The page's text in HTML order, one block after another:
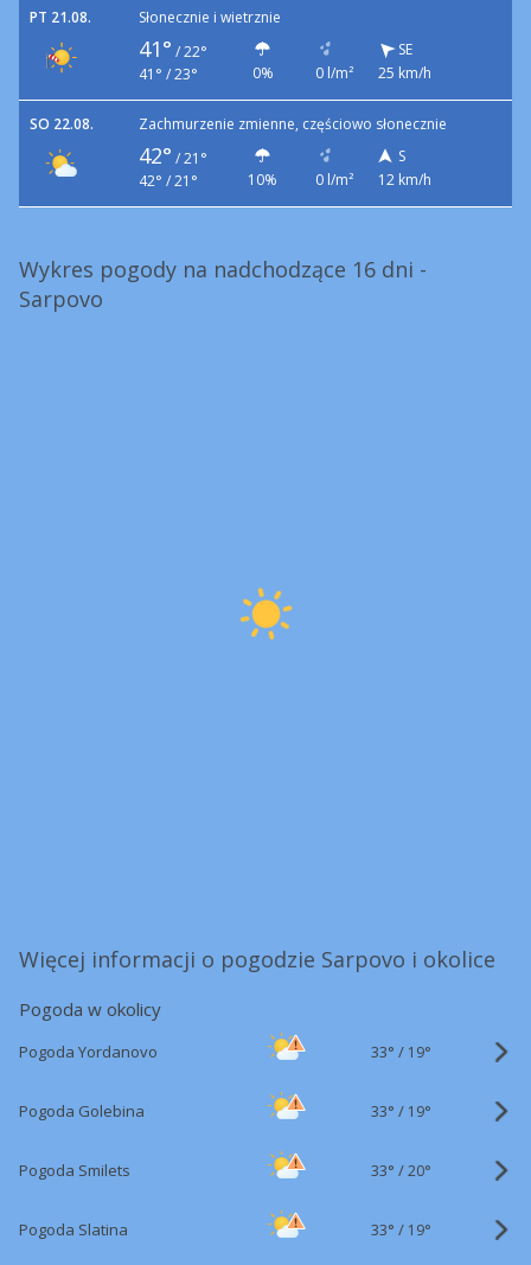
PT 21.08. Słonecznie i wietrznie
41° / 22°
41° / 23°
0% 0 l/m²
SE
25 km/h
SO 22.08. Zachmurzenie zmienne, częściowo słonecznie
42° / 21°
42° / 21°
10% 0 l/m²
S
12 km/h
Wykres pogody na nadchodzące 16 dni -
Sarpovo
Więcej informacji o pogodzie Sarpovo i okolice
Pogoda w okolicy
Pogoda Yordanovo 33° / 19°
Pogoda Golebina 33° / 19°
Pogoda Smilets 33° /20°
Pogoda Slatina 33° / 19°